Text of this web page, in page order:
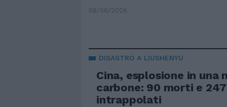
08/06/2026
DISASTRO A LIUSHENYU
Cina, esplosione in una
carbone: 90 morti e
intrappolati